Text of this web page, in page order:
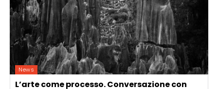
News
L’arte come processo. Conversazione con